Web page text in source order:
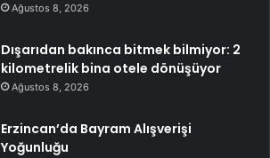
Ağustos 8, 2026
Dışarıdan bakınca bitmek bilmiyor: 2
kilometrelik bina otele dönüşüyor
Ağustos 8, 2026
Erzincan’da Bayram Alışverişi
Yoğunluğu